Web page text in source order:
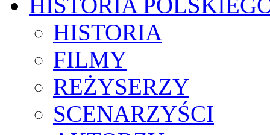
HISTORIA
HISTORIA
FILMY
REŻYSERZY
SCENARZYŚCI